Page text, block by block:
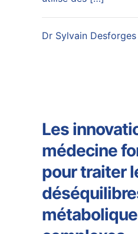
Dr Sylvain Desforges
Les
médecine
pour traiter